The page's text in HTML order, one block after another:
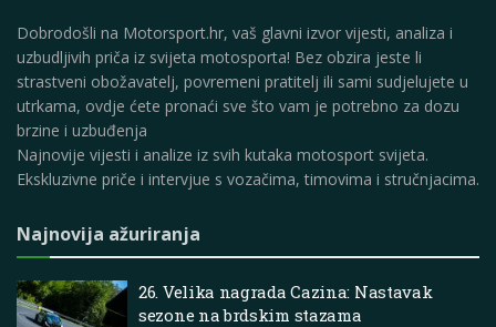
Dobrodošli na Motorsport.hr, vaš glavni izvor vijesti, analiza i
uzbudljivih priča iz svijeta motosporta! Bez obzira jeste li
strastveni obožavatelj, povremeni pratitelj ili sami sudjelujete u
utrkama, ovdje ćete pronaći sve što vam je potrebno za dozu
brzine i uzbuđenja
Najnovije vijesti i analize iz svih kutaka motosport svijeta.
Ekskluzivne priče i intervjue s vozačima, timovima i stručnjacima.
Najnovija ažuriranja
26. Velika nagrada Cazina: Nastavak
sezone na brdskim stazama